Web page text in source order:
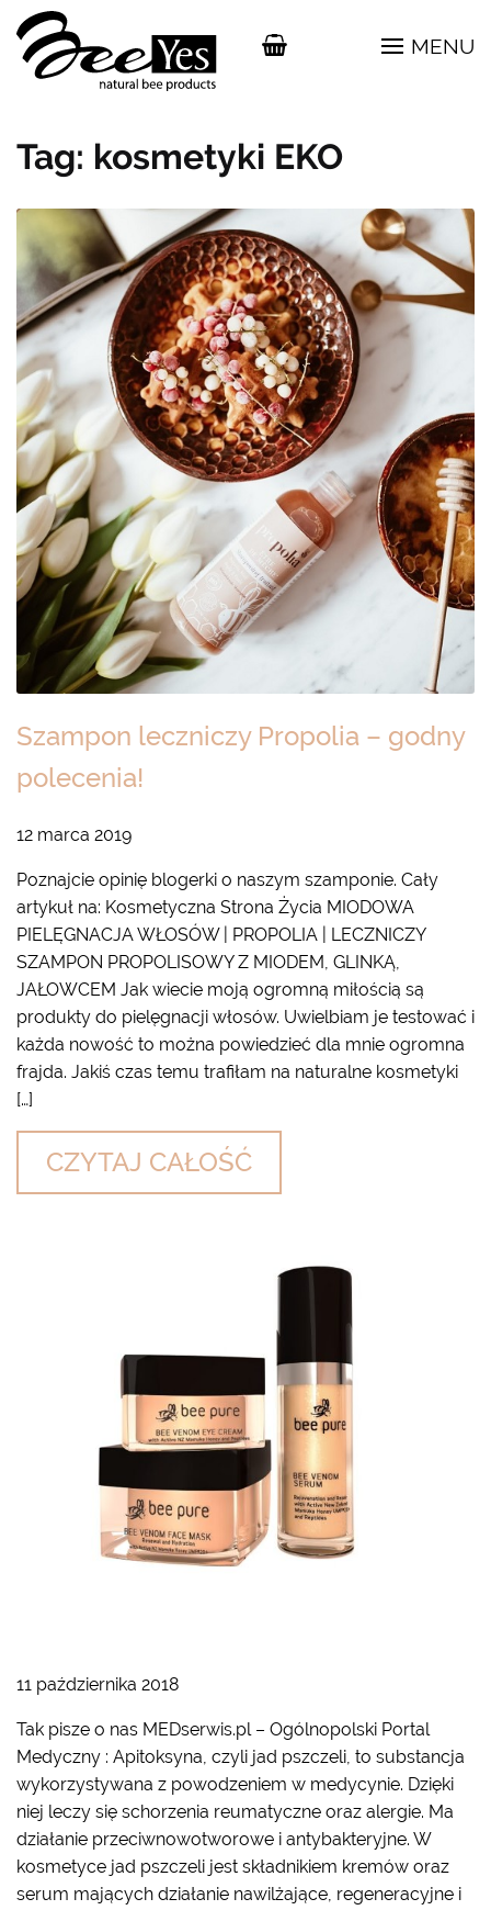
MENU
Tag: kosmetyki EKO
Szampon leczniczy Propolia – godny
polecenia!
12 marca 2019
Poznajcie opinię blogerki o naszym szamponie. Cały
artykuł na: Kosmetyczna Strona Życia MIODOWA
PIELĘGNACJA WŁOSÓW | PROPOLIA | LECZNICZY
SZAMPON PROPOLISOWY Z MIODEM, GLINKĄ,
JAŁOWCEM Jak wiecie moją ogromną miłością są
produkty do pielęgnacji włosów. Uwielbiam je testować i
każda nowość to można powiedzieć dla mnie ogromna
frajda. Jakiś czas temu trafiłam na naturalne kosmetyki
[…]
CZYTAJ CAŁOŚĆ
11 października 2018
Tak pisze o nas MEDserwis.pl – Ogólnopolski Portal
Medyczny : Apitoksyna, czyli jad pszczeli, to substancja
wykorzystywana z powodzeniem w medycynie. Dzięki
niej leczy się schorzenia reumatyczne oraz alergie. Ma
działanie przeciwnowotworowe i antybakteryjne. W
kosmetyce jad pszczeli jest składnikiem kremów oraz
serum mających działanie nawilżające, regeneracyjne i